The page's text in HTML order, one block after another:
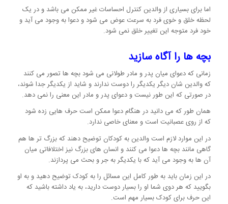
اما برای بسیاری از والدین کنترل احساسات غیر ممکن می باشد و در یک
لحظه خلق و خوی فرد به سرعت عوض می شود و دعوا به وجود می آید و
خود فرد متوجه این تغییر خلق نمی شود.
بچه ها را آگاه سازید
زمانی که دعوای میان پدر و مادر طولانی می شود بچه ها تصور می کنند
که والدین شان دیگر یکدیگر را دوست ندارند و شاید از یکدیگر جدا شوند،
در صورتی که این طور نیست و دعوای پدر و مادر این معنی را نمی دهد.
همان طور که می دانید در هنگام دعوا ممکن است حرف هایی زده شود
که از روی عصبانیت است و معنای خاصی ندارد.
در این موارد لازم است والدین به کودکان توضیح دهند که بزرگ تر ها هم
گاهی مانند بچه ها دعوا می کنند و انسان های بزرگ نیز اختلافاتی میان
آن ها به وجود می آید که با یکدیگر به جر و بحث می پردازند.
در این زمان باید به طور کامل این مسائل را به کودک توضیح دهید و به او
بگویید که هر دوی شما او را بسیار دوست دارید، به یاد داشته باشید که
این حرف برای کودک بسیار مهم است.